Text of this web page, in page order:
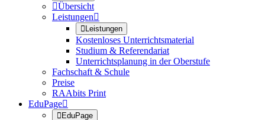
Übersicht
Leistungen
Leistungen
Kostenloses Unterrichtsmaterial
Studium & Referendariat
Unterrichtsplanung in der Oberstufe
Fachschaft & Schule
Preise
RAAbits Print
EduPage
EduPage